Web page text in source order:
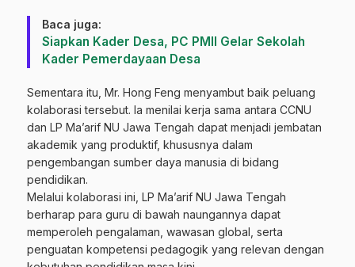
Baca juga:
Siapkan Kader Desa, PC PMII Gelar Sekolah
Kader Pemerdayaan Desa
Sementara itu, Mr. Hong Feng menyambut baik peluang
kolaborasi tersebut. Ia menilai kerja sama antara CCNU
dan LP Ma’arif NU Jawa Tengah dapat menjadi jembatan
akademik yang produktif, khususnya dalam
pengembangan sumber daya manusia di bidang
pendidikan.
Melalui kolaborasi ini, LP Ma’arif NU Jawa Tengah
berharap para guru di bawah naungannya dapat
memperoleh pengalaman, wawasan global, serta
penguatan kompetensi pedagogik yang relevan dengan